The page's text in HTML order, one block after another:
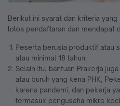
Berikut ini syarat dan kriteria
lolos pendaftaran dan mendapat
Peserta berusia produktif atau
atau minimal 18 tahun.
Selain itu, bantuan Prakerja
atau buruh yang kena PHK,
karena pandemi, dan pekerja
termasuk pengusaha mikro